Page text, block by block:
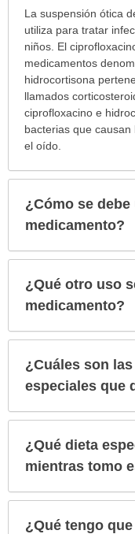
¿Para
cuáles
condiciones
enfermedades
prescribe
este
medicamento?
sido
extendido.
La suspensión ótica
utiliza para tratar
niños. El
medicamentos
hidrocortisona
llamados
ciprofloxacino e
bacterias que
el oído.
¿Cómo se debe
medicamento?
¿Qué otro uso
medicamento?
¿Cuáles son
especiales que
¿Qué dieta
mientras tomo
¿Qué tengo